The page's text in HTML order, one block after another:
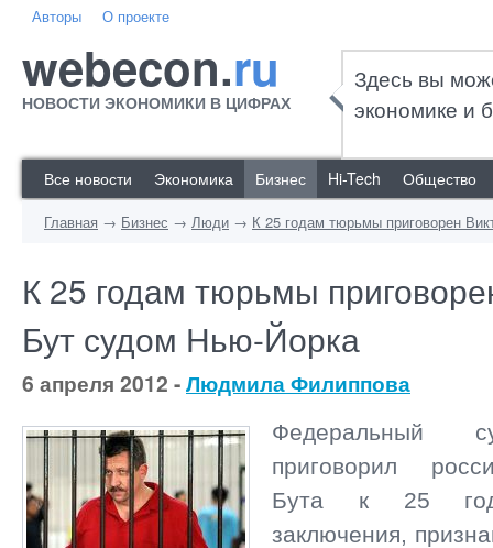
Авторы О проекте
webecon.ru
НОВОСТИ ЭКОНОМИКИ В ЦИФРАХ
Здесь вы
экономике и
Все новости Экономика Бизнес Hi-Tech Общество
Главная → Бизнес → Люди → К 25 годам тюрьмы приговорен
К 25 годам тюрьмы
Бут судом Нью-Йорка
6 апреля 2012 -Людмила Филиппова
Федеральный
приговорил
Бута к 25
заключения,